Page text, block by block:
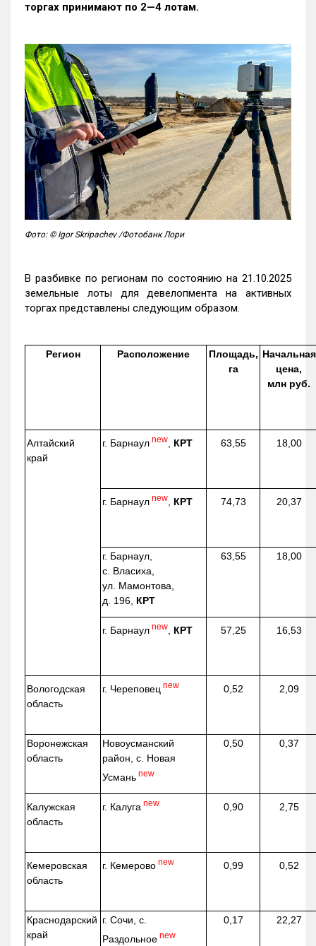
торгах принимают по 2—4 лотам.
Фото: © Igor Skripachev /Фотобанк Лори
В разбивке по регионам по состоянию на 21.10.2025
земельные лоты для девелопмента на активных
торгах представлены следующим образом.
Регион Расположение
Площадь,
га
Начальная
цена,
млн руб.
Алтайский
край
г. Барнаул new КРТ 63,55 18,00
г. Барнаул new КРТ 74,73 20,37
г. Барнаул,
с. Власиха,
ул. Мамонтова,
д. 196, КРТ
63,55 18,00
г. Барнаул new КРТ 57,25 16,53
Вологодская
область
г. Череповец new 0,52 2,09
Воронежская
область
Новоусманский
район, с. Новая
Усмань new
0,50 0,37
Калужская
область
г. Калуга new 0,90 2,75
Кемеровская
область
г. Кемерово new 0,99 0,52
Краснодарский
край
г. Сочи, с.
Раздольное new
0,17 22,27